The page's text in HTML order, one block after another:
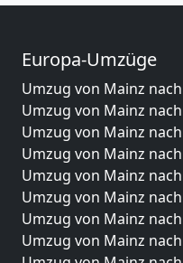
Europa-Umzüge
Umzug von Mainz
Umzug von Mainz
Umzug von Mainz
Umzug von Mainz
Umzug von Mainz
Umzug von Mainz
Umzug von Mainz
Umzug von Mainz